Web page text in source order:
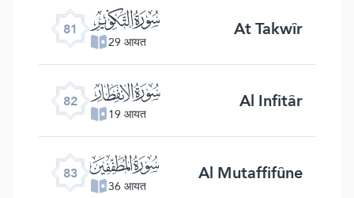
81 ﯾ
29 आयत At Takwîr
82 ﯿ
19 आयत Al Infitâr
83 ﰀ
36 आयत Al Mutaffifûne